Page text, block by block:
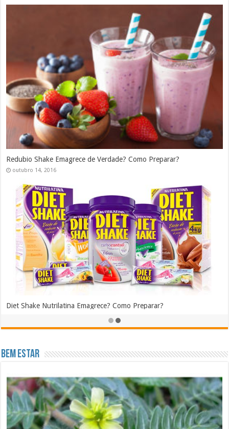
Redubio Shake Emagrece de Verdade? Como Preparar?
outubro 14, 2016
Diet Shake Nutrilatina Emagrece? Como Preparar?
Bem Estar